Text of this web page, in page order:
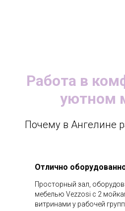
Работа в
уютном
Почему в Ангелине
Отлично
Просторный зал,
мебелью Vezzosi c 2
витринами у рабочей